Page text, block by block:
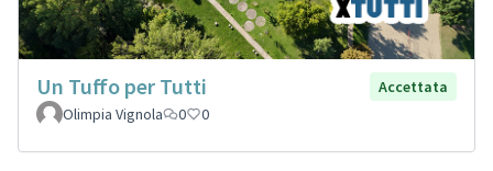
Un Tuffo per Tutti
Accettata
Olimpia Vignola
0 0